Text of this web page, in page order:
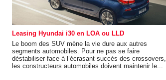
Leasing Hyundai i30 en LOA ou LLD
Le boom des SUV mène la vie dure aux autres
segments automobiles. Pour ne pas se faire
déstabiliser face à l’écrasant succès des crossovers,
les constructeurs automobiles doivent maintenir le...